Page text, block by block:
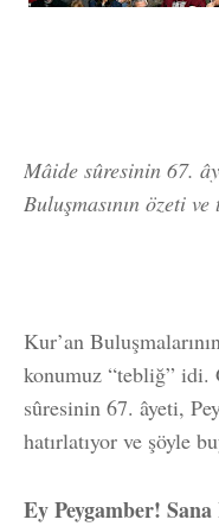
Mâide sûresinin 67.
Buluşmasının özeti
Kur’an
konumuz “tebliğ” idi.
sûresinin 67. âyeti,
hatırlatıyor ve şöyle
Ey Peygamber!